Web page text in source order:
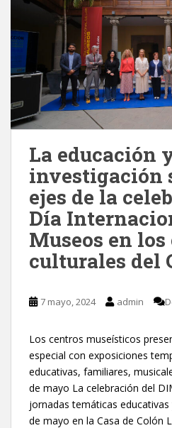
La educación
investigación
ejes de la
Día
Museos en
culturales del
7 mayo, 2024 admin
Los centros museísticos
especial con exposiciones
educativas, familiares,
de mayo La celebración del
jornadas temáticas
de mayo en la Casa de Colón